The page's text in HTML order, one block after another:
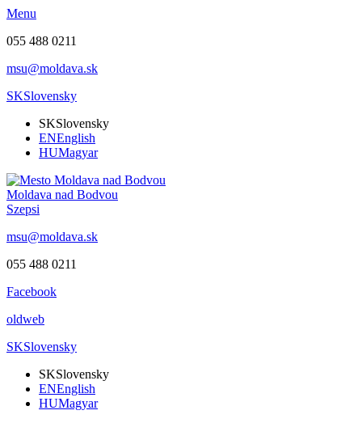
Menu
055 488 0211
msu@moldava.sk
SKSlovensky
SKSlovensky
ENEnglish
HUMagyar
Moldava nad Bodvou
Szepsi
msu@moldava.sk
055 488 0211
Facebook
oldweb
SKSlovensky
SKSlovensky
ENEnglish
HUMagyar